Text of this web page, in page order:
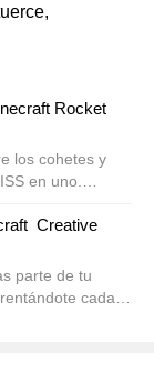
Rocket
los cohetes y
en uno.
un cohete
Creative
parte de tu
cada